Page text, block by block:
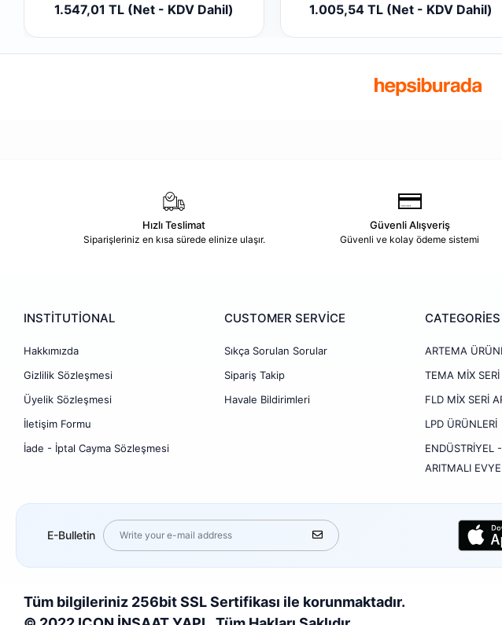
1.547,01 TL (Net - KDV Dahil) 1.005,54 TL (Net - KDV Dahil)
Hızlı Teslimat
Siparişleriniz en kısa sürede elinize ulaşır.
Güvenli Alışveriş
Güvenli ve kolay ödeme sistemi
INSTİTUTİONAL
Hakkımızda
Gizlilik Sözleşmesi
Üyelik Sözleşmesi
İletişim Formu
İade - İptal Cayma Sözleşmesi
CUSTOMER SERVİCE
Sıkça Sorulan Sorular
Sipariş Takip
Havale Bildirimleri
CATEGORİES
ARTEMA
TEMA MİX
FLD MİX SERİ
LPD ÜRÜNLERİ
ENDÜSTRİYEL
ARITMALI
E-Bulletin
Tüm bilgileriniz 256bit SSL Sertifikası ile korunmaktadır.